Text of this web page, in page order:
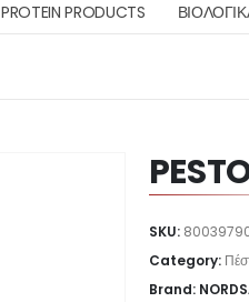
PROTEIN PRODUCTS
SKU:
Category:
Brand: